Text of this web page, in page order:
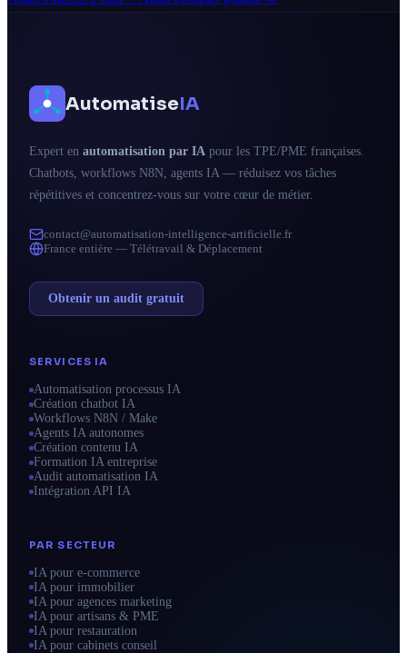
AutomatiseIA
Expert en automatisation par IA pour les TPE/PME françaises.
Chatbots, workflows N8N, agents IA — réduisez vos tâches
répétitives et concentrez-vous sur votre cœur de métier.
contact@automatisation-intelligence-artificielle.fr
France entière — Télétravail & Déplacement
Obtenir un audit gratuit
SERVICES IA
Automatisation processus IA
Création chatbot IA
Workflows N8N / Make
Agents IA autonomes
Création contenu IA
Formation IA entreprise
Audit automatisation IA
Intégration API IA
PAR SECTEUR
IA pour e-commerce
IA pour immobilier
IA pour agences marketing
IA pour artisans & PME
IA pour restauration
IA pour cabinets conseil